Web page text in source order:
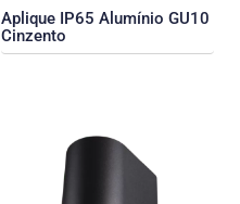
Aplique IP65 Alumínio GU10
Cinzento